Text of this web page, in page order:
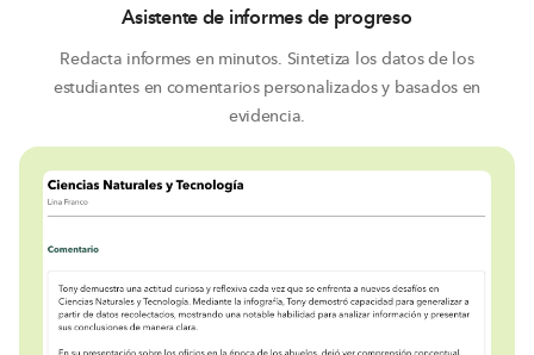
Asistente de informes de progreso
Redacta informes en minutos. Sintetiza los datos de los
estudiantes en comentarios personalizados y basados en
evidencia.